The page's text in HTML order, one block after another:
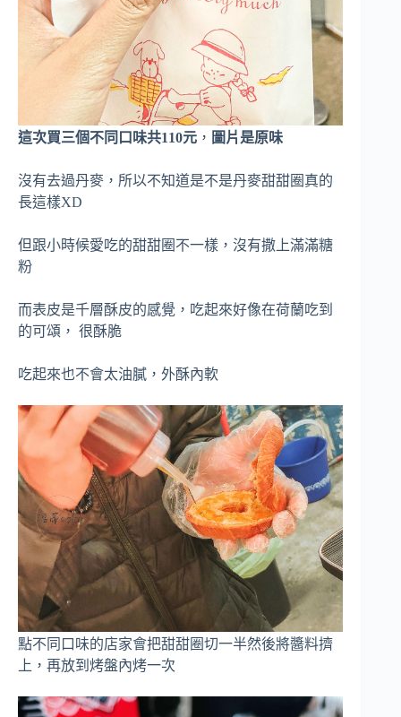
這次買三個不同口味共110元 ， 圖片是原味
沒有去過丹麥，所以不知道是不是丹麥甜甜圈真的
長這樣XD
但跟小時候愛吃的甜甜圈不一樣，沒有撒上滿滿糖
粉
而表皮是千層酥皮的感覺，吃起來好像在荷蘭吃到
的可頌， 很酥脆
吃起來也不會太油膩，外酥內軟
點不同口味的店家會把甜甜圈切一半然後將醬料擠
上，再放到烤盤內烤一次